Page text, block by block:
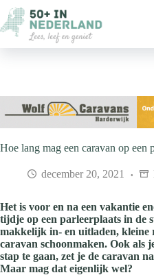
naar
de
inhoud
Hoe lang mag een caravan op een
december 20, 2021
Het is voor en na een vakantie
tijdje op een parleerplaats in de
makkelijk in- en uitladen, kleine
caravan schoonmaken. Ook als
stap te gaan, zet je de caravan
Maar mag dat eigenlijk wel?